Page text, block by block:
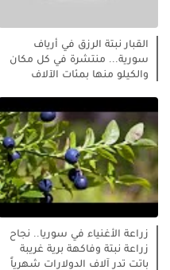
القبار نبتة الرزق في أرياف
سورية... منتشرة في كل مكان
والكيلو منها بمئات الآلاف
زراعة الأغنياء في سوريا.. نجاح
زراعة نبتة وفاكهة برية غريبة
باتت تدر آلاف الدولارات شهرياً